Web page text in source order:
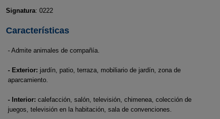
Signatura: 0222
Características
- Admite animales de compañía.
- Exterior: jardín, patio, terraza, mobiliario de jardín, zona de
aparcamiento.
- Interior: calefacción, salón, televisión, chimenea, colección de
juegos, televisión en la habitación, sala de convenciones.